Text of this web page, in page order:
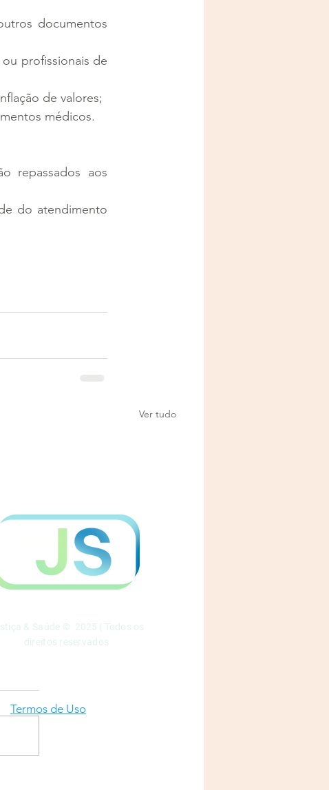
documentos
profissionais de
de valores;
médicos.
repassados aos
do atendimento
Ver tudo
& Saúde © 2025 | Todos os
direitos reservados
Termos de Uso